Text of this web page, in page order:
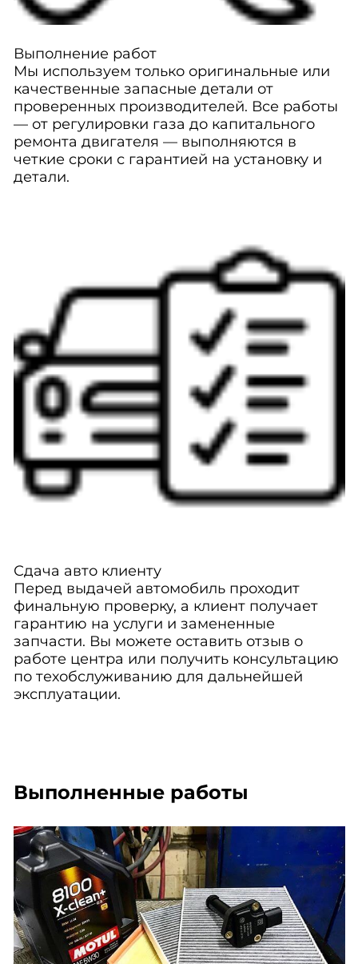
Выполнение работ
Мы используем только оригинальные или
качественные запасные детали от
проверенных производителей. Все работы
— от регулировки газа до капитального
ремонта двигателя — выполняются в
четкие сроки с гарантией на установку и
детали.
Сдача авто клиенту
Перед выдачей автомобиль проходит
финальную проверку, а клиент получает
гарантию на услуги и замененные
запчасти. Вы можете оставить отзыв о
работе центра или получить консультацию
по техобслуживанию для дальнейшей
эксплуатации.
Выполненные работы